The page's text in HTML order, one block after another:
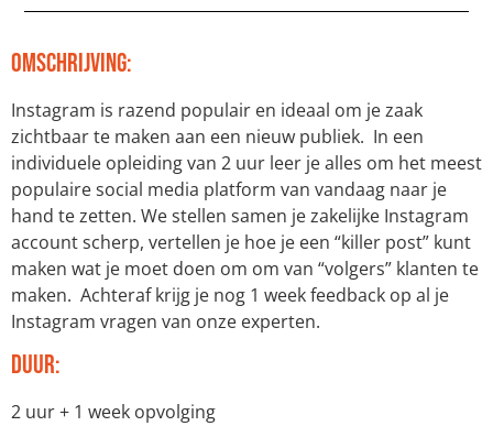
Omschrijving:
Instagram is razend populair en ideaal om je zaak
zichtbaar te maken aan een nieuw publiek. In een
individuele opleiding van 2 uur leer je alles om het meest
populaire social media platform van vandaag naar je
hand te zetten. We stellen samen je zakelijke Instagram
account scherp, vertellen je hoe je een “killer post” kunt
maken wat je moet doen om om van “volgers” klanten te
maken. Achteraf krijg je nog 1 week feedback op al je
Instagram vragen van onze experten.
Duur:
2 uur + 1 week opvolging